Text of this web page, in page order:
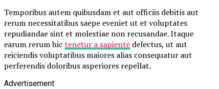
Temporibus autem quibusdam et aut officiis debitis aut
rerum necessitatibus saepe eveniet ut et voluptates
repudiandae sint et molestiae non recusandae. Itaque
earum rerum hic tenetur a sapiente delectus, ut aut
reiciendis voluptatibus maiores alias consequatur aut
perferendis doloribus asperiores repellat.
Advertisement